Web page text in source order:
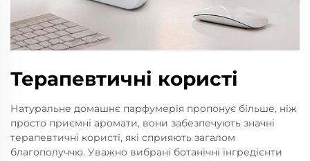
Терапевтичні користі
Натуральне домашнє парфумерія пропонує більше, ніж
просто приємні аромати, вони забезпечують значні
терапевтичні користі, які сприяють загалом
благополуччю. Уважно вибрані ботанічні інгредієнти